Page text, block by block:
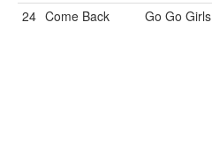
24 Come Back Go Go Girls